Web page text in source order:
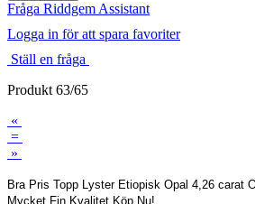
Fråga Riddgem Assistant
Logga in för att spara favoriter
Ställ en fråga
Produkt 63/65
«
=
»
Bra Pris Topp Lyster Etiopisk Opal 4,26 carat
Mycket Fin Kvalitet Köp Nu!